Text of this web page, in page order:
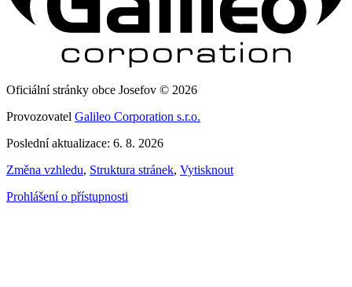
Oficiální stránky obce Josefov © 2026
Provozovatel Galileo Corporation s.r.o.
Poslední aktualizace: 6. 8. 2026
Změna vzhledu, Struktura stránek, Vytisknout
Prohlášení o přístupnosti